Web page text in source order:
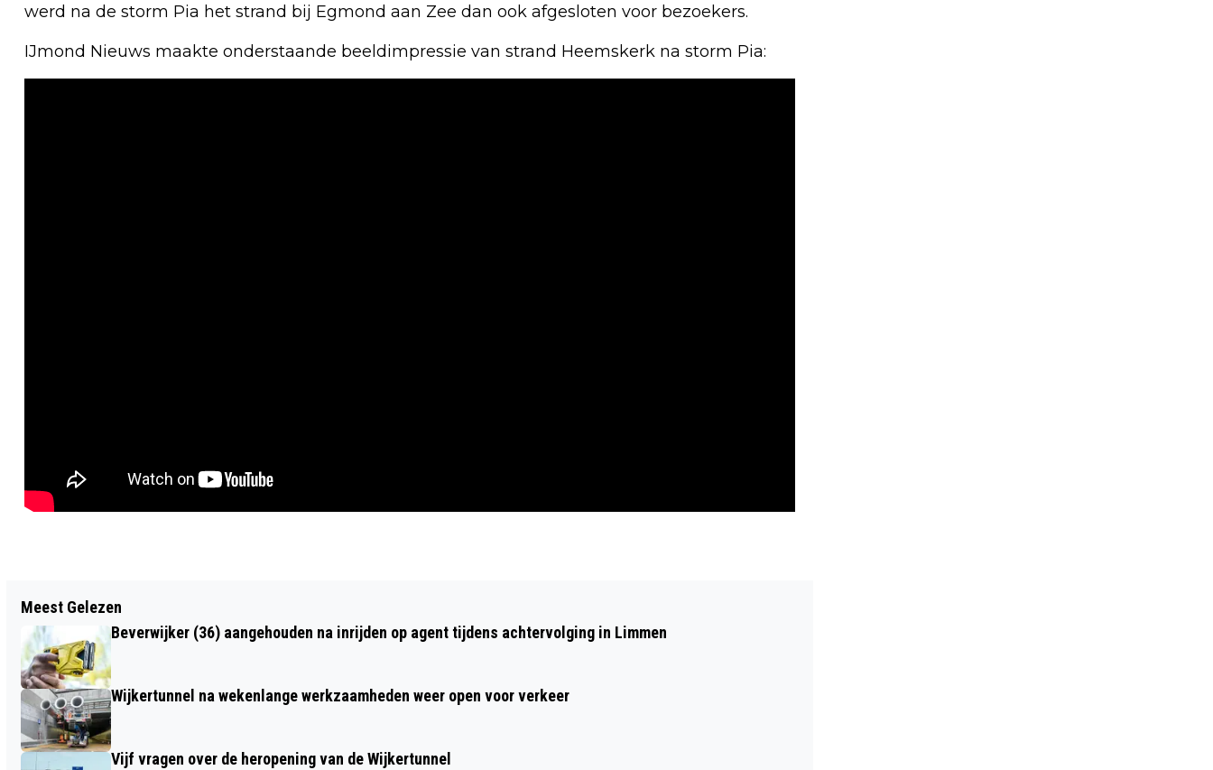
werd na de storm Pia het strand bij Egmond aan Zee dan ook afgesloten voor bezoekers.
IJmond Nieuws maakte onderstaande beeldimpressie van strand Heemskerk na storm Pia:
EEN WAAR GEBEURD KERSTVERHAAL:
FROG PHIL OP WERELDREIS, MAAR WEL
‘HOME FOR CHRISTMAS’
HEERHUGOWAARD AANGEHOUDEN IN
STATION CASTRICUM
Meest Gelezen
Beverwijker (36) aangehouden na inrijden op agent tijdens achtervolging in Limmen
Wijkertunnel na wekenlange werkzaamheden weer open voor verkeer
Vijf vragen over de heropening van de Wijkertunnel